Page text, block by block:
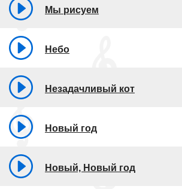
Мы рисуем
Небо
Незадачливый кот
Новый год
Новый, Новый год